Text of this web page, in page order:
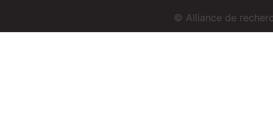
© Alliance de